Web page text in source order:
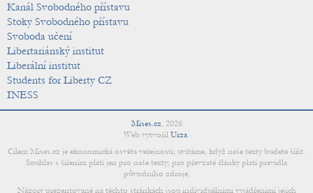
Kanál Svobodného přístavu
Stoky Svobodného přístavu
Svoboda učení
Libertariánský institut
Liberální institut
Students for Liberty CZ
INESS
Mises.cz, 2026
Web vytvořil Urza.
Cílem Mises.cz je ekonomická osvěta veřejnosti; uvítáme, když naše texty budete šířit.
Souhlas s šířením platí jen pro naše texty; pro převzaté články platí pravidla
původního zdroje.
Názory prezentované na těchto stránkách jsou individuálními vyjádřeními jejich